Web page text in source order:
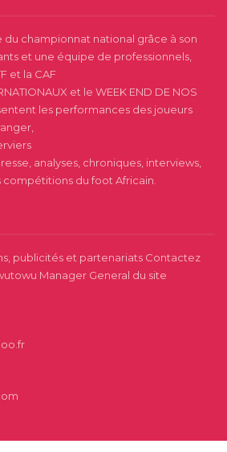
du championnat national grâce à son
et une équipe de professionnels,
et la CAF
et le WEEK END DE NOS
les performances des joueurs
analyses, chroniques, interviews,
compétitions du foot Africain.
publicités et partenariats Contactez
Manager General du site